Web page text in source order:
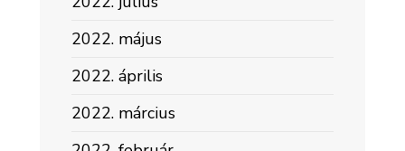
2022. május
2022. április
2022. március